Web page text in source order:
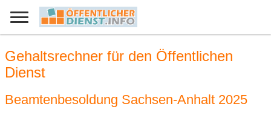
Gehaltsrechner für den Öffentlichen
Dienst
Beamtenbesoldung Sachsen-Anhalt 2025